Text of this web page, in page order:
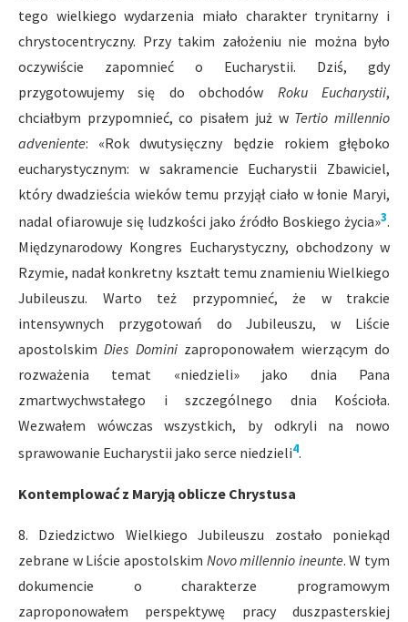
tego wielkiego wydarzenia miało charakter trynitarny i
chrystocentryczny. Przy takim założeniu nie można było
oczywiście zapomnieć o Eucharystii. Dziś, gdy
przygotowujemy się do obchodów Roku Eucharystii,
chciałbym przypomnieć, co pisałem już w Tertio millennio
adveniente: «Rok dwutysięczny będzie rokiem głęboko
eucharystycznym: w sakramencie Eucharystii Zbawiciel,
który dwadzieścia wieków temu przyjął ciało w łonie Maryi,
nadal ofiarowuje się ludzkości jako źródło Boskiego życia»3.
Międzynarodowy Kongres Eucharystyczny, obchodzony w
Rzymie, nadał konkretny kształt temu znamieniu Wielkiego
Jubileuszu. Warto też przypomnieć, że w trakcie
intensywnych przygotowań do Jubileuszu, w Liście
apostolskim Dies Dominizaproponowałem wierzącym do
rozważenia temat «niedzieli» jako dnia Pana
zmartwychwstałego i szczególnego dnia Kościoła.
Wezwałem wówczas wszystkich, by odkryli na nowo
sprawowanie Eucharystii jako serce niedzieli4.
Kontemplować z Maryją oblicze Chrystusa
8. Dziedzictwo Wielkiego Jubileuszu zostało poniekąd
zebrane w Liście apostolskim Novo millennio ineunte. W tym
dokumencie o charakterze programowym
zaproponowałem perspektywę pracy duszpasterskiej